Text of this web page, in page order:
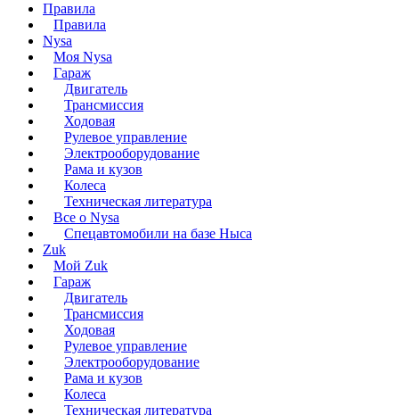
Правила
Правила
Nysa
Моя Nysa
Гараж
Двигатель
Трансмиссия
Ходовая
Рулевое управление
Электрооборудование
Рама и кузов
Колеса
Техническая литература
Все о Nysa
Спецавтомобили на базе Ныса
Zuk
Мой Zuk
Гараж
Двигатель
Трансмиссия
Ходовая
Рулевое управление
Электрооборудование
Рама и кузов
Колеса
Техническая литература